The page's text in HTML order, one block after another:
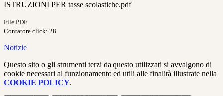
ISTRUZIONI PER tasse scolastiche.pdf
File PDF
Contatore click: 28
Notizie
Questo sito o gli strumenti terzi da questo utilizzati si avvalgono di
cookie necessari al funzionamento ed utili alle finalità illustrate nella
COOKIE POLICY.